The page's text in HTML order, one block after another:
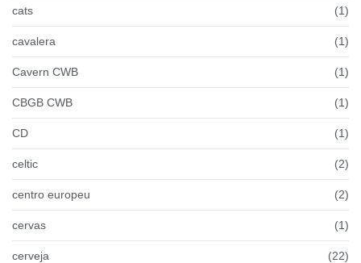
cats (1)
cavalera (1)
Cavern CWB (1)
CBGB CWB (1)
CD (1)
celtic (2)
centro europeu (2)
cervas (1)
cerveja (22)